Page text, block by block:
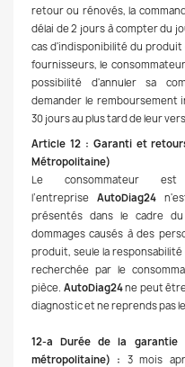
retour ou rénovés, la
délai de 2 jours à compter du
cas d'indisponibilité du
fournisseurs, le
possibilité d'annuler sa
demander le remboursement
30 jours au plus tard de leur
Article 12 : Garanti et
Métropolitaine)
Le consommateur
l’entreprise AutoDiag24
présentés dans le cadre
dommages causés à des
produit, seule la
recherchée par le
pièce. AutoDiag24ne peut
diagnostic et ne reprends pas
12-a Durée de la garantie
métropolitaine) : 3 mois